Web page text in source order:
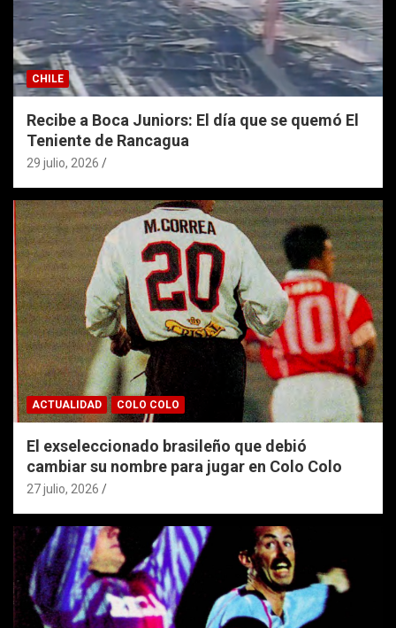
CHILE
Recibe a Boca Juniors: El día que se quemó El
Teniente de Rancagua
29 julio, 2026
ACTUALIDAD COLO COLO
El exseleccionado brasileño que debió
cambiar su nombre para jugar en Colo Colo
27 julio, 2026